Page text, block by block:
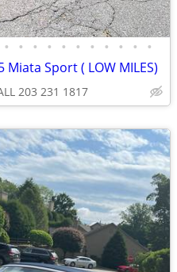
• • • • • • • • • • •
Miata Sport ( LOW MILES)
203 231 1817